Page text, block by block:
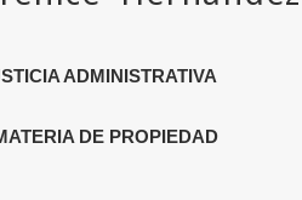
ADMINISTRATIVA
DE PROPIEDAD